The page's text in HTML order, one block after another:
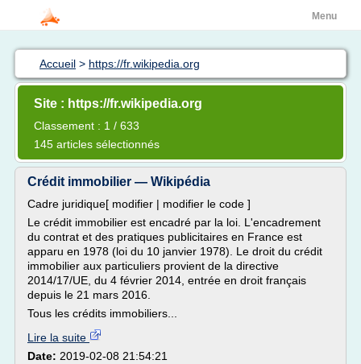
Menu
Accueil > https://fr.wikipedia.org
Site : https://fr.wikipedia.org
Classement : 1 / 633
145 articles sélectionnés
Crédit immobilier — Wikipédia
Cadre juridique[ modifier | modifier le code ]
Le crédit immobilier est encadré par la loi. L'encadrement
du contrat et des pratiques publicitaires en France est
apparu en 1978 (loi du 10 janvier 1978). Le droit du crédit
immobilier aux particuliers provient de la directive
2014/17/UE, du 4 février 2014, entrée en droit français
depuis le 21 mars 2016.
Tous les crédits immobiliers...
Lire la suite
Date: 2019-02-08 21:54:21